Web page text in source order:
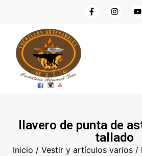
llavero de punta de
tallado
Inicio / Vestir y artículos varios /